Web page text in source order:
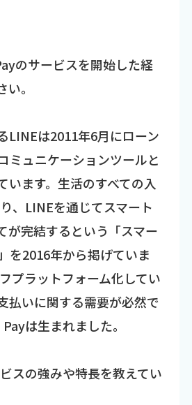
のサービスを開始した経
。
LINEは2011年6月にローン
ミュニケーションツールと
います。生活のすべての入
、LINEを通じてスマート
が完結するという「スマー
を2016年から掲げていま
プラットフォーム化してい
払いに関する需要が必然で
は生まれました。
ビスの強みや特長を教えてい